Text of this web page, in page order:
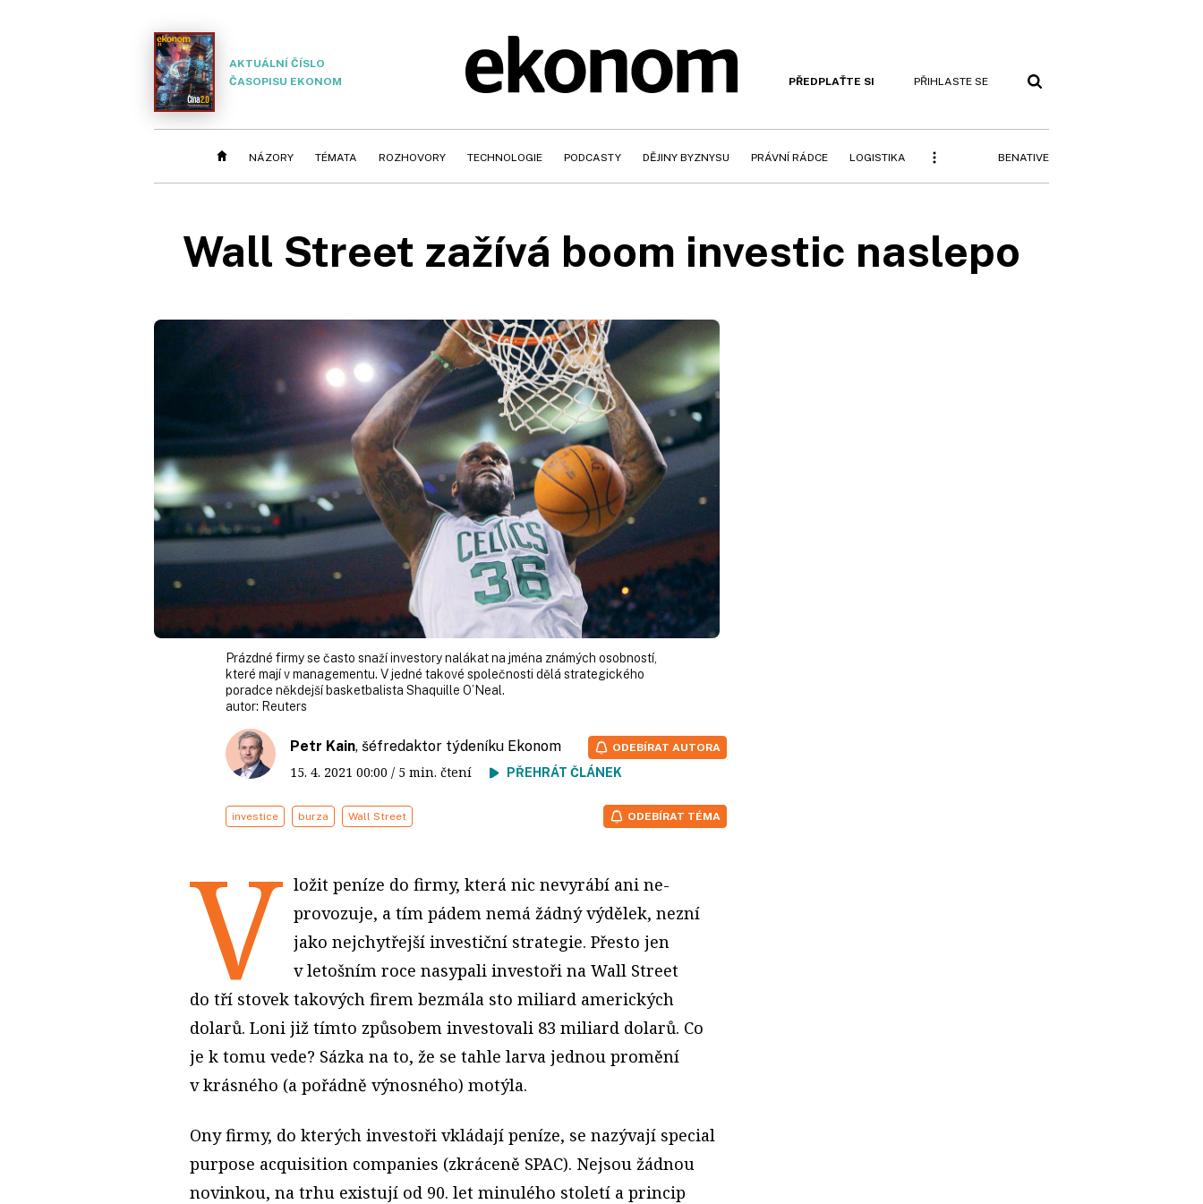
AKTUÁLNÍ ČÍSLO
ČASOPISU EKONOM
PŘEDPLAŤTE SI PŘIHLASTE SE
NÁZORY TÉMATA ROZHOVORY TECHNOLOGIE PODCASTY DĚJINY BYZNYSU PRÁVNÍ RÁDCE LOGISTIKA BENATIVE
Wall Street zažívá boom investic naslepo
Prázdné firmy se často snaží investory nalákat na jména známých osobností,
které mají v managementu. V jedné takové společnosti dělá strategického
poradce někdejší basketbalista Shaquille O’Neal.
autor: Reuters
Petr Kain, šéfredaktor týdeníku Ekonom
15. 4. 2021 00:00 / 5 min. čtení PŘEHRÁT ČLÁNEK
ODEBÍRAT AUTORA
investice burza Wall Street ODEBÍRAT TÉMA
V ložit peníze do firmy, která nic nevyrábí ani ne­
provozuje, a tím pádem nemá žádný výdělek, nezní
jako nejchytřejší investiční strategie. Přesto jen
v letošním roce nasypali investoři na Wall Street
do tří stovek takových firem bezmála sto miliard amerických
dolarů. Loni již tímto způsobem investovali 83 miliard dolarů. Co
je k tomu vede? Sázka na to, že se tahle larva jednou promění
v krásného (a pořádně výnosného) motýla.
Ony firmy, do kterých investoři vkládají peníze, se nazývají special
purpose acquisition companies (zkráceně SPAC). Nejsou žádnou
novinkou, na trhu existují od 90. let minulého století a princip